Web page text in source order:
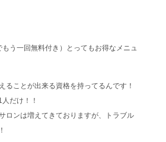
もう一回無料付き）とってもお得なメニュ
ることが出来る資格を持ってるんです！
だけ！！
ロンは増えてきておりますが、トラブル